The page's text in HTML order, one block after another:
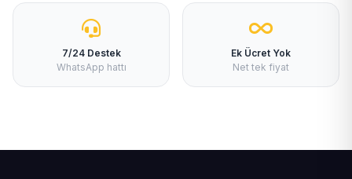
7/24 Destek
WhatsApp hattı
Ek Ücret Yok
Net tek fiyat